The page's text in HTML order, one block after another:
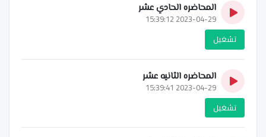
المحاضره الحادي عشر
2023-04-29 15:39:12
تشغيل
المحاضره الثانيه عشر
2023-04-29 15:39:41
تشغيل